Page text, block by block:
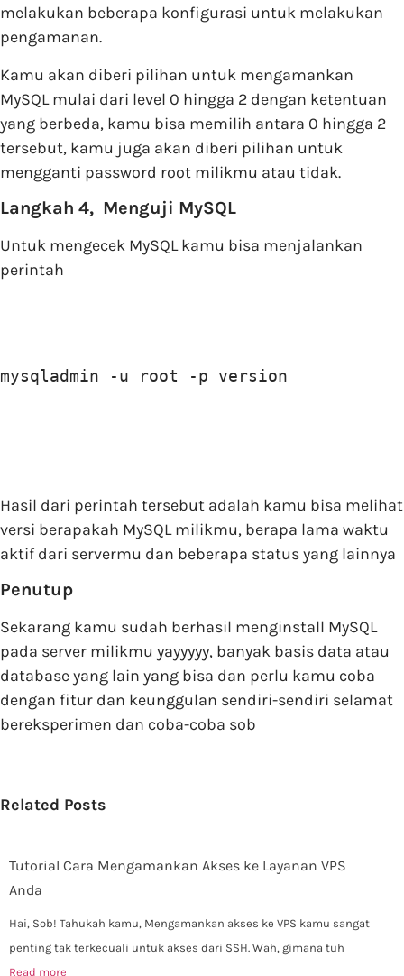
melakukan beberapa konfigurasi untuk melakukan
pengamanan.
Kamu akan diberi pilihan untuk mengamankan
MySQL mulai dari level 0 hingga 2 dengan ketentuan
yang berbeda, kamu bisa memilih antara 0 hingga 2
tersebut, kamu juga akan diberi pilihan untuk
mengganti password root milikmu atau tidak.
Langkah 4, Menguji MySQL
Untuk mengecek MySQL kamu bisa menjalankan
perintah
mysqladmin -u root -p version
Hasil dari perintah tersebut adalah kamu bisa melihat
versi berapakah MySQL milikmu, berapa lama waktu
aktif dari servermu dan beberapa status yang lainnya
Penutup
Sekarang kamu sudah berhasil menginstall MySQL
pada server milikmu yayyyyy, banyak basis data atau
database yang lain yang bisa dan perlu kamu coba
dengan fitur dan keunggulan sendiri-sendiri selamat
bereksperimen dan coba-coba sob
Related Posts
Tutorial Cara Mengamankan Akses ke Layanan VPS
Anda
Hai, Sob! Tahukah kamu, Mengamankan akses ke VPS kamu sangat
penting tak terkecuali untuk akses dari SSH. Wah, gimana tuh
Read more